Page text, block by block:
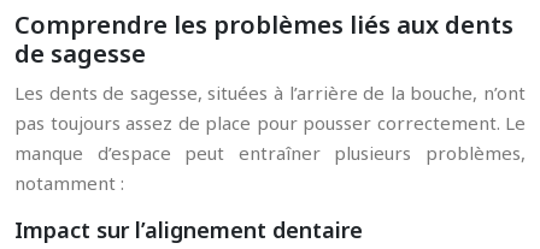
Comprendre les problèmes liés aux dents
de sagesse
Les dents de sagesse, situées à l’arrière de la bouche, n’ont
pas toujours assez de place pour pousser correctement. Le
manque d’espace peut entraîner plusieurs problèmes,
notamment :
Impact sur l’alignement dentaire